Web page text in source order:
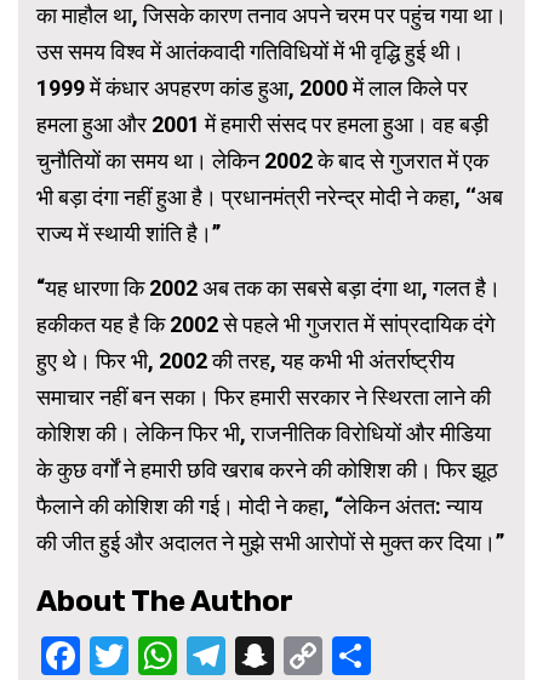
का माहौल था, जिसके कारण तनाव अपने चरम पर पहुंच गया था।
उस समय विश्व में आतंकवादी गतिविधियों में भी वृद्धि हुई थी।
1999 में कंधार अपहरण कांड हुआ, 2000 में लाल किले पर
हमला हुआ और 2001 में हमारी संसद पर हमला हुआ। वह बड़ी
चुनौतियों का समय था। लेकिन 2002 के बाद से गुजरात में एक
भी बड़ा दंगा नहीं हुआ है। प्रधानमंत्री नरेन्द्र मोदी ने कहा, ‘‘अब
राज्य में स्थायी शांति है।’’
“यह धारणा कि 2002 अब तक का सबसे बड़ा दंगा था, गलत है।
हकीकत यह है कि 2002 से पहले भी गुजरात में सांप्रदायिक दंगे
हुए थे। फिर भी, 2002 की तरह, यह कभी भी अंतर्राष्ट्रीय
समाचार नहीं बन सका। फिर हमारी सरकार ने स्थिरता लाने की
कोशिश की। लेकिन फिर भी, राजनीतिक विरोधियों और मीडिया
के कुछ वर्गों ने हमारी छवि खराब करने की कोशिश की। फिर झूठ
फैलाने की कोशिश की गई। मोदी ने कहा, “लेकिन अंतत: न्याय
की जीत हुई और अदालत ने मुझे सभी आरोपों से मुक्त कर दिया।”
About The Author
Facebook
Twitter
WhatsApp
Telegram
Snapchat
Copy